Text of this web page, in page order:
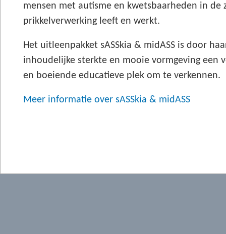
mensen met autisme en kwetsbaarheden in de
prikkelverwerking leeft en werkt.
Het uitleenpakket sASSkia & midASS is door
inhoudelijke sterkte en mooie vormgeving een
en boeiende educatieve plek om te verkennen.
Meer informatie over sASSkia & midASS